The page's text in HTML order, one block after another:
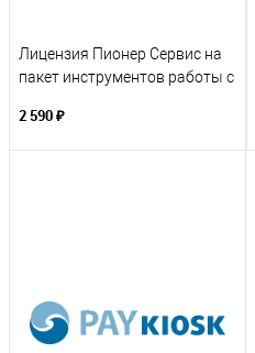
Лицензия Пионер Сервис на
пакет инструментов работы с
2 590 ₽